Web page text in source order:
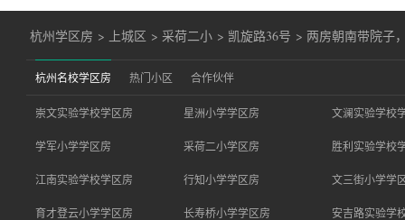
杭州学区房 > 上城区 > 采荷二小 > 凯旋路36号 > 两房朝南带院子
杭州名校学区房 热门小区 合作伙伴
崇文实验学校学区房 星洲小学学区房 文澜实验学校
学军小学学区房 采荷二小学区房 胜利实验学校
江南实验学校学区房 行知小学学区房 文三街小学学
育才登云小学学区房 长寿桥小学学区房 安吉路实验学